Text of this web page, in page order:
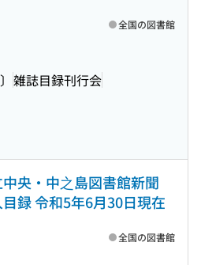
雑誌目録刊行会
全国の図書館
央・中之島図書館新聞
録 令和5年6月30日現在
全国の図書館